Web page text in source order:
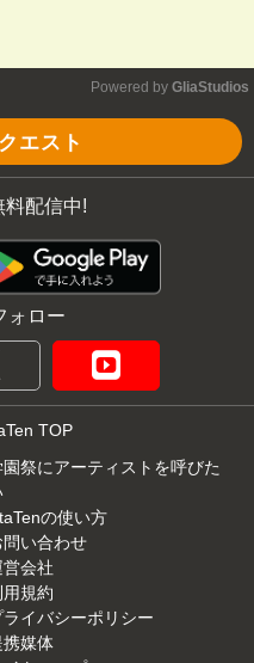
Powered by GliaStudios
エスト
料配信中!
ォロー
TOP
園祭にアーティストを呼びた
の使い方
問い合わせ
営会社
用規約
ライバシーポリシー
携媒体